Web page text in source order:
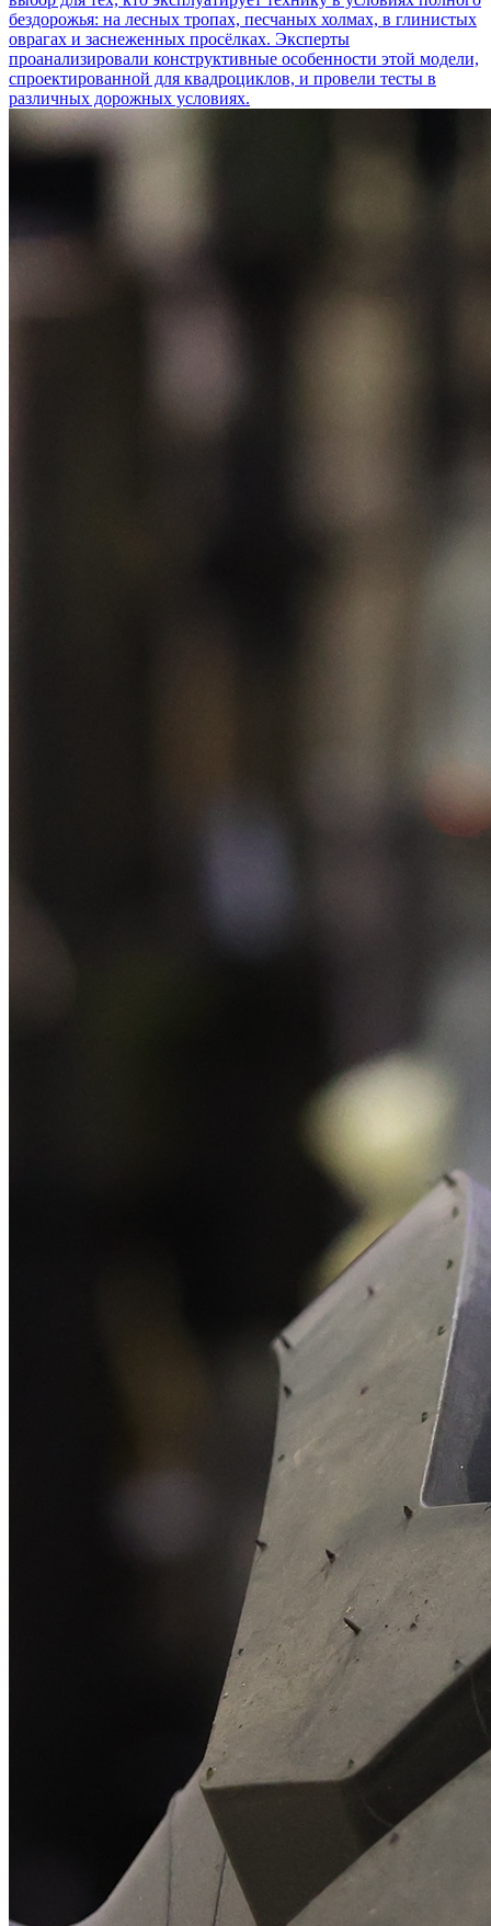
бездорожья: на лесных тропах, песчаных холмах, в глинистых
оврагах и заснеженных просёлках. Эксперты
проанализировали конструктивные особенности этой модели,
спроектированной для квадроциклов, и провели тесты в
различных дорожных условиях.